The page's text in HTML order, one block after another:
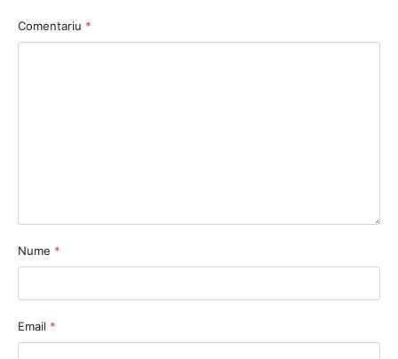
Comentariu *
Nume *
Email *